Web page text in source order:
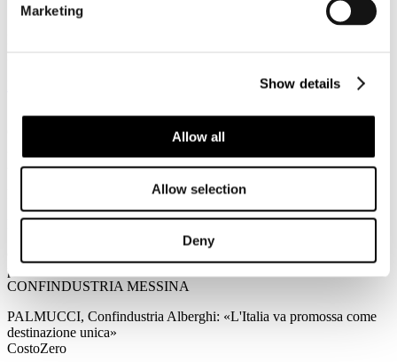
Marketing
Show details
Allow all
Allow selection
Deny
Squinzi: "Renzi è un buon politico, oggi chiuda la riforma del
Associazione Italiana Confindustria Alberghi
Newsletter N. 172 del 07/10/2014
Rassegna Stampa
promuovere l'Isola
CONFINDUSTRIA MESSINA
PALMUCCI, Confindustria Alberghi: «L'Italia va promossa come
destinazione unica»
CostoZero